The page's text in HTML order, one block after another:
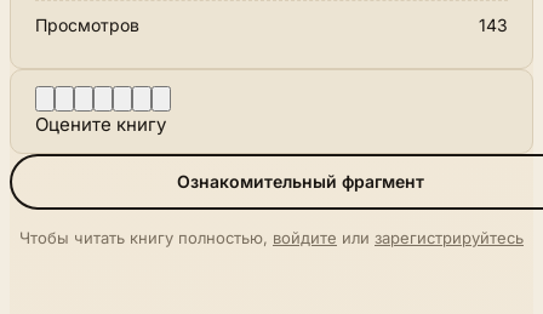
Просмотров 143
Оцените книгу
Ознакомительный фрагмент
Чтобы читать книгу полностью, войдите или зарегистрируйтесь